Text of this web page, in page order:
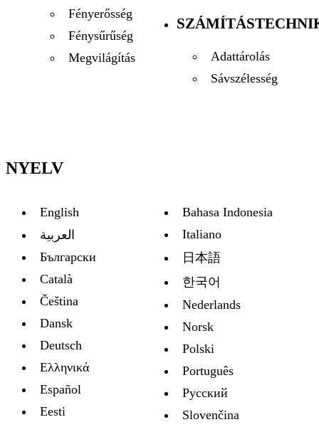
Fényerősség
Fénysűrűség
Megvilágítás
Adattárolás
Sávszélesség
NYELV
English
العربية
Български
Català
Čeština
Dansk
Deutsch
Ελληνικά
Español
Eesti
Bahasa Indonesia
Italiano
日本語
한국어
Nederlands
Norsk
Polski
Português
Русский
Slovenčina